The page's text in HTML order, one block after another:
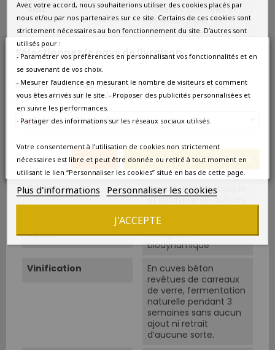
Sélectionnez le pays de livraison
Nos prix et les frais peuvent varier en fonction du
pays/de la région de livraison.
France métropolitaine
Annuler Enregistrer les modifications
Sols
Plateaux calcaires et
coteaux argilo-
calcaires.
Vendanges
Vendanges manuelles,
Cépage Dominant Merlot
Cépages
Merlot 50 à 80%,
Cabernet Francs 20 à
50%.
Conduite
Agriculuture biologique
et biodynamie, sulfites
Vin Bio
Biologique et
biodynamique
Vinification
En cuves béton
revêtues de carreaux
de verre, fermentation
naturelle pendant 3
semaines sans aucun
ajout ni retrait
d’aucune sorte.
Avec votre accord, nous souhaiterions utiliser des cookies placés par
nous et/ou par nos partenaires sur ce site. Certains de ces cookies sont
strictement nécessaires au bon fonctionnement du site. D’autres sont
utilisés pour :
- Paramétrer vos préférences en personnalisant vos fonctionnalités et en
se souvenant de vos choix.
- Mesurer l’audience en mesurant le nombre de visiteurs et comment
vous êtes arrivés sur le site. - Proposer des publicités personnalisées et
en suivre les performances.
- Partager des informations sur les réseaux sociaux utilisés.
Votre consentement à l’utilisation de cookies non strictement
nécessaires est libre et peut être donnée ou retiré à tout moment en
utilisant le lien “Personnaliser les cookies” situé en bas de cette page.
Plus d'informations Personnaliser les cookies
J'ACCEPTE